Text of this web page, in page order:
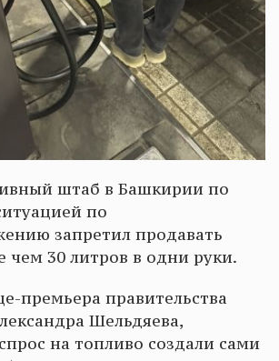
штаб в Башкирии по
по
запретил продавать
чем 30 литров в одни руки.
премьера правительства
Шельдяева,
на топливо создали сами